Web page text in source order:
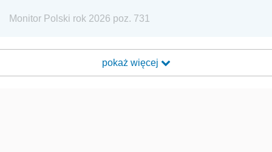
Monitor Polski rok 2026 poz. 731
pokaż więcej